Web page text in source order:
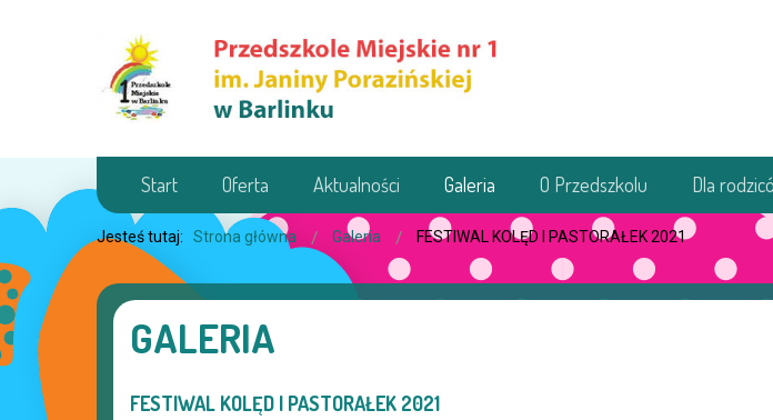
Start Oferta Aktualności Galeria O Przedszkolu Dla
Jesteś tutaj: Strona główna Galeria FESTIWAL KOLĘD I PASTORAŁEK 2021
GALERIA
FESTIWAL KOLĘD I PASTORAŁEK 2021